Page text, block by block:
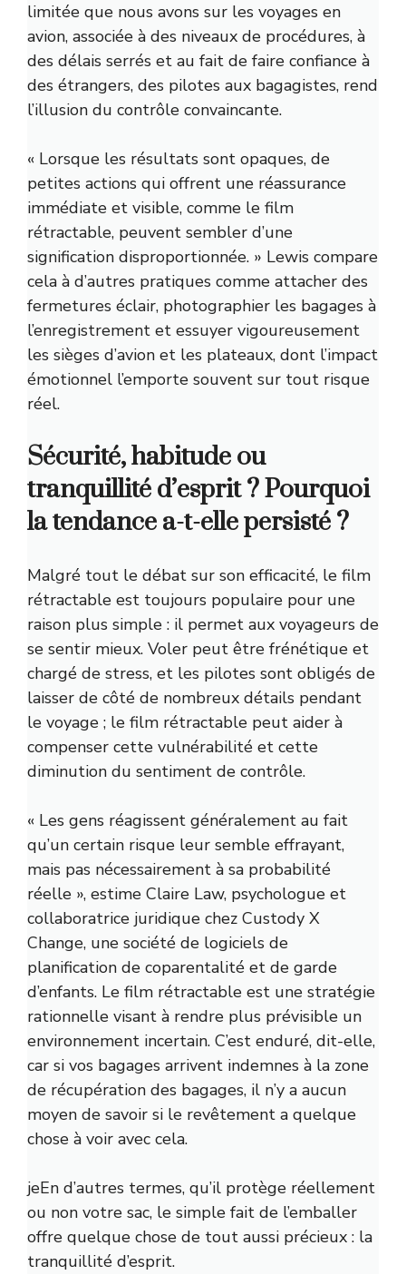
limitée que nous avons sur les voyages en
avion, associée à des niveaux de procédures, à
des délais serrés et au fait de faire confiance à
des étrangers, des pilotes aux bagagistes, rend
l’illusion du contrôle convaincante.
« Lorsque les résultats sont opaques, de
petites actions qui offrent une réassurance
immédiate et visible, comme le film
rétractable, peuvent sembler d’une
signification disproportionnée. » Lewis compare
cela à d’autres pratiques comme attacher des
fermetures éclair, photographier les bagages à
l’enregistrement et essuyer vigoureusement
les sièges d’avion et les plateaux, dont l’impact
émotionnel l’emporte souvent sur tout risque
réel.
Sécurité, habitude ou
tranquillité d’esprit ? Pourquoi
la tendance a-t-elle persisté ?
Malgré tout le débat sur son efficacité, le film
rétractable est toujours populaire pour une
raison plus simple : il permet aux voyageurs de
se sentir mieux. Voler peut être frénétique et
chargé de stress, et les pilotes sont obligés de
laisser de côté de nombreux détails pendant
le voyage ; le film rétractable peut aider à
compenser cette vulnérabilité et cette
diminution du sentiment de contrôle.
« Les gens réagissent généralement au fait
qu’un certain risque leur semble effrayant,
mais pas nécessairement à sa probabilité
réelle », estime Claire Law, psychologue et
collaboratrice juridique chez Custody X
Change, une société de logiciels de
planification de coparentalité et de garde
d’enfants. Le film rétractable est une stratégie
rationnelle visant à rendre plus prévisible un
environnement incertain. C’est enduré, dit-elle,
car si vos bagages arrivent indemnes à la zone
de récupération des bagages, il n’y a aucun
moyen de savoir si le revêtement a quelque
chose à voir avec cela.
jeEn d’autres termes, qu’il protège réellement
ou non votre sac, le simple fait de l’emballer
offre quelque chose de tout aussi précieux : la
tranquillité d’esprit.